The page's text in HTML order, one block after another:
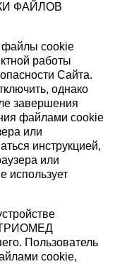
ФАЙЛОВ
файлы cookie
работы
Сайта.
однако
завершения
файлами cookie
или
инструкцией,
или
использует
Пользователь
cookie,